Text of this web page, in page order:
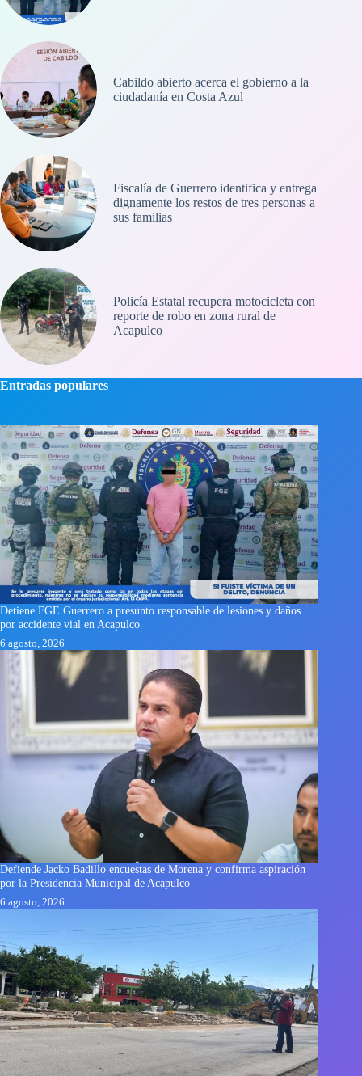
Cabildo abierto acerca el gobierno a la
ciudadanía en Costa Azul
Fiscalía de Guerrero identifica y entrega
dignamente los restos de tres personas a
sus familias
Policía Estatal recupera motocicleta con
reporte de robo en zona rural de
Acapulco
Entradas populares
Detiene FGE Guerrero a presunto responsable de lesiones y daños
por accidente vial en Acapulco
6 agosto, 2026
Defiende Jacko Badillo encuestas de Morena y confirma aspiración
por la Presidencia Municipal de Acapulco
6 agosto, 2026